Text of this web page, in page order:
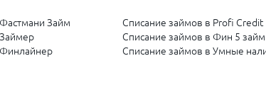
Займ
Списание займов в Profi Credit
Списание займов в Фин 5 займ
Списание займов в Умные